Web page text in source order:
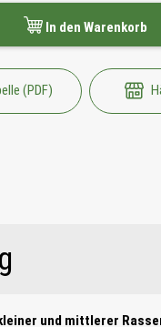
In den Warenkorb
(PDF)
und mittlerer